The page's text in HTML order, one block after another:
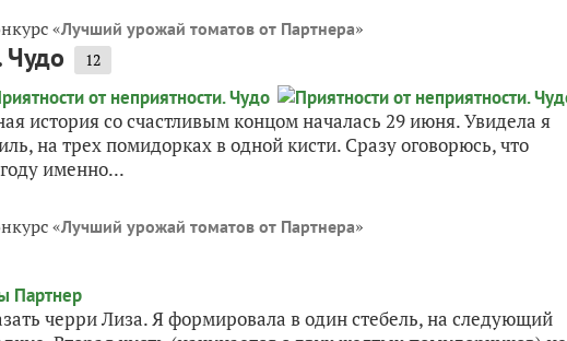
«Лучший урожай томатов от Партнера»
Чудо 12
история со счастливым концом началась 29 июня. Увидела я
на трех помидорках в одной кисти. Сразу оговорюсь, что
именно...
«Лучший урожай томатов от Партнера»
черри Лиза. Я формировала в один стебель, на следующий